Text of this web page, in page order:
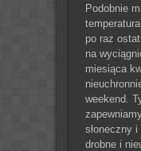
Podobnie
po raz
na
miesiąca
weekend.
słoneczny
drobne i